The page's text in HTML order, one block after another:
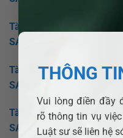
THÔNG
Vui lòng điền đầy
rõ thông tin vụ
Luật sư sẽ liên hệ
Tài sản chung thì chia
SAIGON hỗ trợ chia tài
Tài sản chung thì chia
SAIGON hỗ trợ chia tài
Tài sản chung thì chia
SAIGON hỗ trợ chia tài